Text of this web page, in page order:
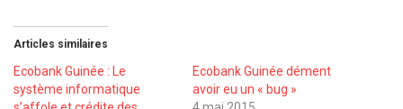
Articles similaires
Ecobank Guinée : Le
système informatique
Ecobank Guinée dément
avoir eu un « bug »